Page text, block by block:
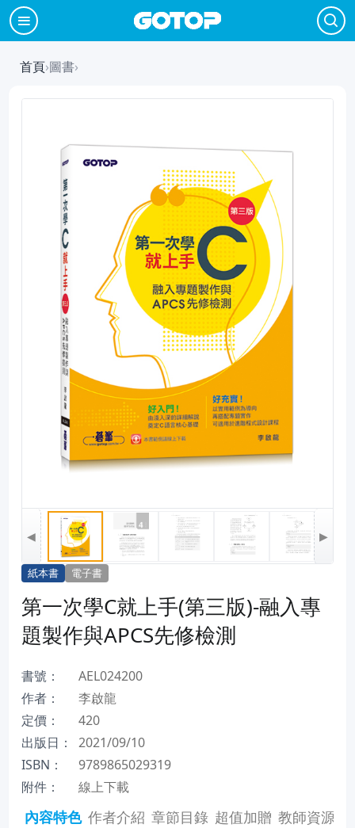
首頁›圖書›
◀ ▶
紙本書 電子書
第一次學C就上手(第三版)-融入專
題製作與APCS先修檢測
書號：
AEL024200
作者：
李啟龍
定價：
420
出版日：
2021/09/10
ISBN：
9789865029319
附件：
線上下載
內容特色 作者介紹 章節目錄 超值加贈 教師資源